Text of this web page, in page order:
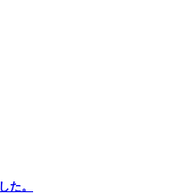
た。